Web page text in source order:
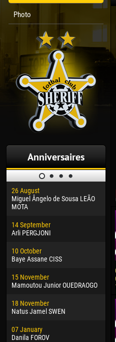
Photo
Anniversaires
26 August
Miguel Ângelo de Sousa LEÃO
MOTA
14 September
Arli PERGJONI
10 October
Baye Assane CISS
15 November
Mamoutou Junior OUEDRAOGO
18 November
Natus Jamel SWEN
07 January
Danila FOROV